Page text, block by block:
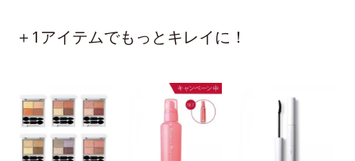
＋1アイテムでもっとキレイに！